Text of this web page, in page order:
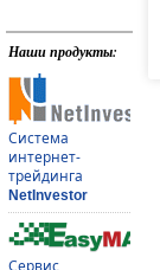
Наши продукты:
Система
интернет-
трейдинга
NetInvestor
Сервис